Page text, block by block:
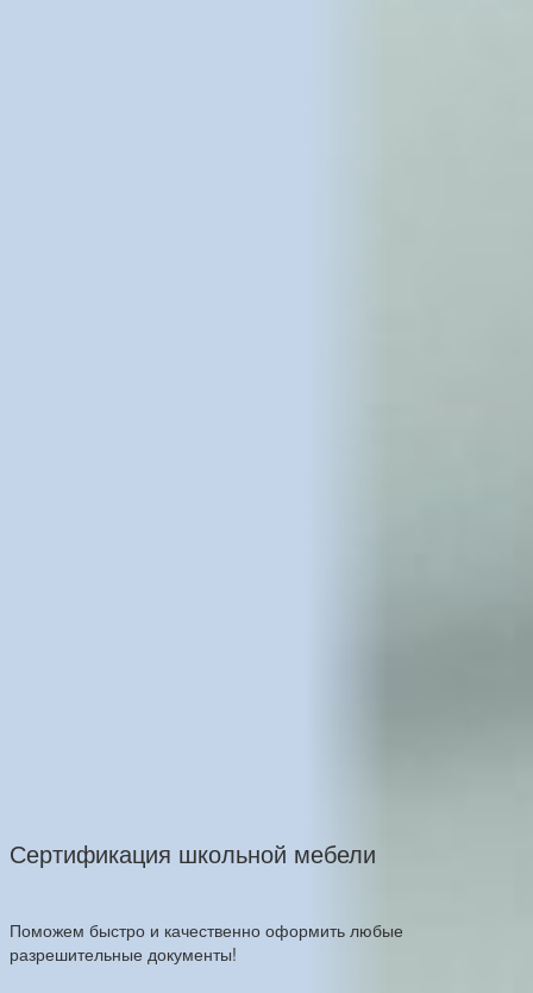
Сертификация школьной мебели
Поможем быстро и качественно оформить любые
разрешительные документы!